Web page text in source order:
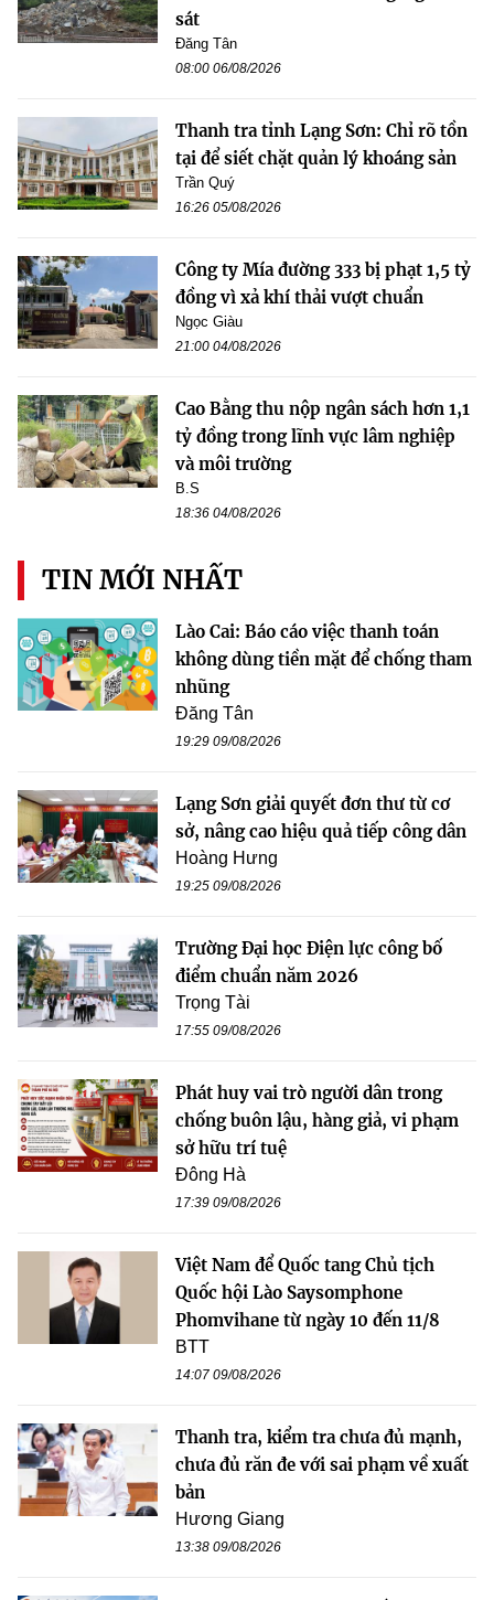
sát
Đăng Tân
08:00 06/08/2026
Thanh tra tỉnh Lạng Sơn: Chỉ rõ tồn
tại để siết chặt quản lý khoáng sản
Trần Quý
16:26 05/08/2026
Công ty Mía đường 333 bị phạt 1,5 tỷ
đồng vì xả khí thải vượt chuẩn
Ngọc Giàu
21:00 04/08/2026
Cao Bằng thu nộp ngân sách hơn 1,1
tỷ đồng trong lĩnh vực lâm nghiệp
và môi trường
B.S
18:36 04/08/2026
TIN MỚI NHẤT
Lào Cai: Báo cáo việc thanh toán
không dùng tiền mặt để chống tham
nhũng
Đăng Tân
19:29 09/08/2026
Lạng Sơn giải quyết đơn thư từ cơ
sở, nâng cao hiệu quả tiếp công dân
Hoàng Hưng
19:25 09/08/2026
Trường Đại học Điện lực công bố
điểm chuẩn năm 2026
Trọng Tài
17:55 09/08/2026
Phát huy vai trò người dân trong
chống buôn lậu, hàng giả, vi phạm
sở hữu trí tuệ
Đông Hà
17:39 09/08/2026
Việt Nam để Quốc tang Chủ tịch
Quốc hội Lào Saysomphone
Phomvihane từ ngày 10 đến 11/8
BTT
14:07 09/08/2026
Thanh tra, kiểm tra chưa đủ mạnh,
chưa đủ răn đe với sai phạm về xuất
bản
Hương Giang
13:38 09/08/2026